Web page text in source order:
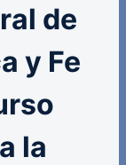
de
y Fe
la